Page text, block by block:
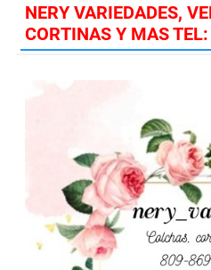
NERY VARIEDADES,
CORTINAS Y MAS